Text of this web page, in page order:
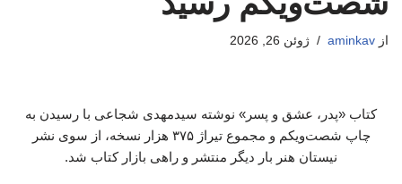
از aminkav ژوئن 26, 2026
کتاب «پدر، عشق و پسر» نوشته سیدمهدی شجاعی با رسیدن به
چاپ شصت‌ویکم و مجموع تیراژ ۳۷۵ هزار نسخه، از سوی نشر
نیستان هنر بار دیگر منتشر و راهی بازار کتاب شد.